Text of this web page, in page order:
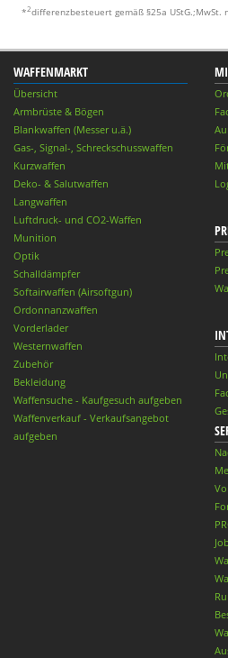
*2differenzbesteuert gemäß §25a
WAFFENMARKT
Übersicht
Armbrüste & Bögen
Blankwaffen (Messer u.ä.)
Gas-, Signal-, Schreckschusswaffen
Kurzwaffen
Deko- & Salutwaffen
Langwaffen
Luftdruck- und CO2-Waffen
Munition
Optik
Schalldämpfer
Softairwaffen (Airsoftgun)
Ordonnanzwaffen
Vorderlader
Westernwaffen
Zubehör
Bekleidung
Waffensuche - Kaufgesuch aufgeben
Waffenverkauf - Verkaufsangebot
aufgeben